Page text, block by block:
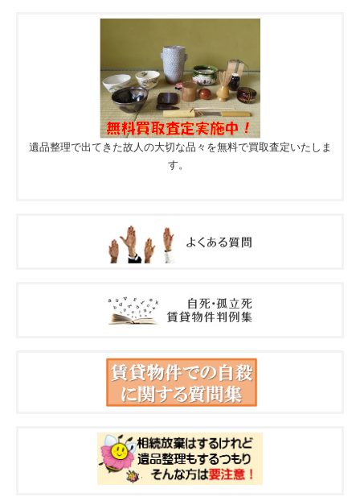
遺品整理で出てきた故人の大切な品々を無料で買取査定いたしま
す。